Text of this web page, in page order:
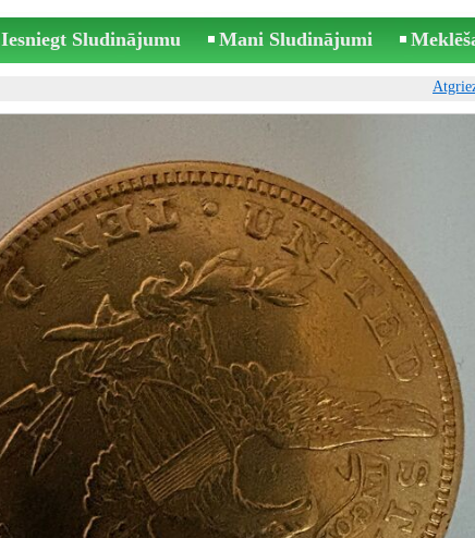
Iesniegt Sludinājumu Mani Sludinājumi